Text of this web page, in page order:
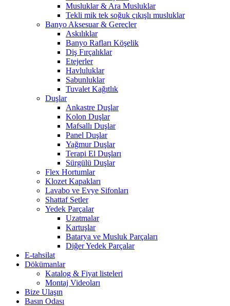
Musluklar & Ara Musluklar
Tekli mik tek soğuk çıkışlı musluklar
Banyo Aksesuar & Gereçler
Askılıklar
Banyo Rafları Köşelik
Diş Fırçalıklar
Etejerler
Havluluklar
Sabunluklar
Tuvalet Kağıtlık
Duşlar
Ankastre Duşlar
Kolon Duşlar
Mafsallı Duşlar
Panel Duşlar
Yağmur Duşlar
Terapi El Duşları
Sürgülü Duşlar
Flex Hortumlar
Klozet Kapakları
Lavabo ve Evye Sifonları
Shattaf Setler
Yedek Parçalar
Uzatmalar
Kartuşlar
Batarya ve Musluk Parçaları
Diğer Yedek Parçalar
E-tahsilat
Dökümanlar
Katalog & Fiyat listeleri
Montaj Videoları
Bize Ulaşın
Basın Odası